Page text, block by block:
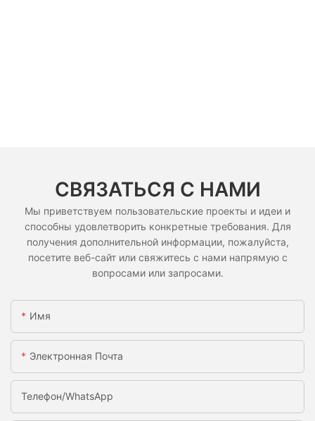
СВЯЗАТЬСЯ С НАМИ
Мы приветствуем пользовательские проекты и идеи и
способны удовлетворить конкретные требования. Для
получения дополнительной информации, пожалуйста,
посетите веб-сайт или свяжитесь с нами напрямую с
вопросами или запросами.
Имя
Электронная Почта
Телефон/WhatsApp